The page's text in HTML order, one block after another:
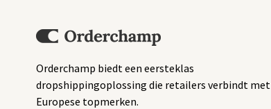
Orderchamp biedt een eersteklas
dropshippingoplossing die retailers verbindt met
Europese topmerken.